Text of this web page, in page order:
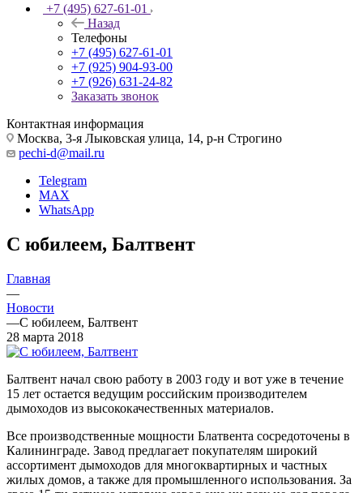
+7 (495) 627-61-01
Назад
Телефоны
+7 (495) 627-61-01
+7 (925) 904-93-00
+7 (926) 631-24-82
Заказать звонок
Контактная информация
Москва, 3-я Лыковская улица, 14, р-н Строгино
pechi-d@mail.ru
Telegram
MAX
WhatsApp
С юбилеем, Балтвент
Главная
—
Новости
—С юбилеем, Балтвент
28 марта 2018
Балтвент начал свою работу в 2003 году и вот уже в течение
15 лет остается ведущим российским производителем
дымоходов из высококачественных материалов.
Все производственные мощности Блатвента сосредоточены в
Калининграде. Завод предлагает покупателям широкий
ассортимент дымоходов для многоквартирных и частных
жилых домов, а также для промышленного использования. За